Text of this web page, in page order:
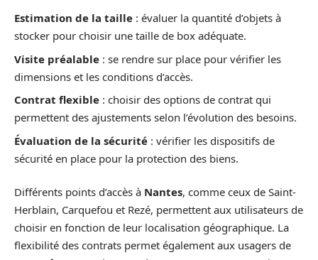
Estimation de la taille : évaluer la quantité d’objets à
stocker pour choisir une taille de box adéquate.
Visite préalable : se rendre sur place pour vérifier les
dimensions et les conditions d’accès.
Contrat flexible : choisir des options de contrat qui
permettent des ajustements selon l’évolution des besoins.
Évaluation de la sécurité : vérifier les dispositifs de
sécurité en place pour la protection des biens.
Différents points d’accès à Nantes, comme ceux de Saint-
Herblain, Carquefou et Rezé, permettent aux utilisateurs de
choisir en fonction de leur localisation géographique. La
flexibilité des contrats permet également aux usagers de